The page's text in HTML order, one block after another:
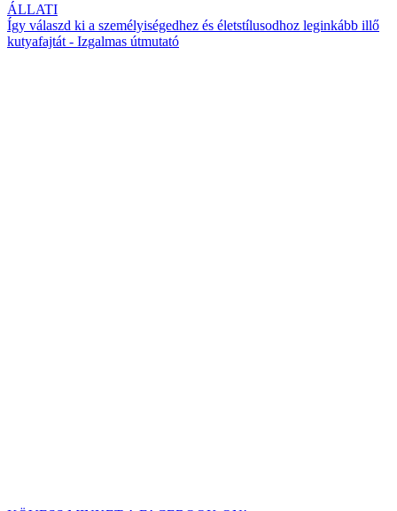
ÁLLATI
Így válaszd ki a személyiségedhez és életstílusodhoz leginkább illő
kutyafajtát - Izgalmas útmutató